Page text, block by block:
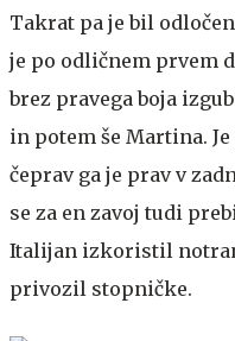
Takrat pa je bil
je po odličnem prvem
brez pravega boja
in potem še Martina.
čeprav ga je prav v
se za en zavoj tudi
Italijan izkoristil
privozil stopničke.